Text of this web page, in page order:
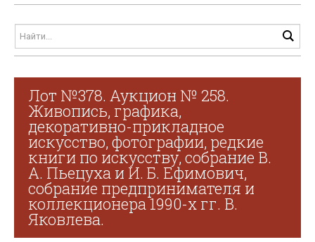
Лот №378. Аукцион № 258.
Живопись, графика,
декоративно-прикладное
искусство, фотографии, редкие
книги по искусству, собрание В.
А. Пьецуха и И. Б. Ефимович,
собрание предпринимателя и
коллекционера 1990-х гг. В.
Яковлева.